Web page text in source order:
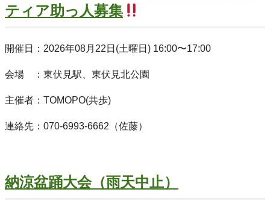
ティア助っ人募集
開催日：2026年08月22日(土曜日) 16:00〜17:00
会場 ：東伏見駅、東伏見北公園
主催者：TOMOPO(共歩)
連絡先：070-6993-6662（佐藤）
納涼盆踊大会（雨天中止）